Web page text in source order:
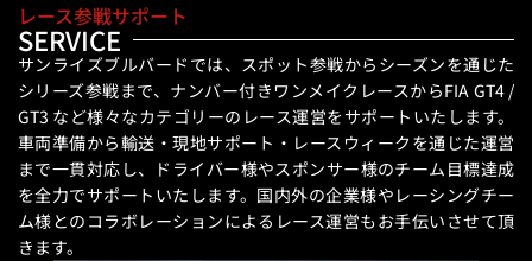
レース参戦サポート
SERVICE
サンライズブルバードでは、スポット参戦からシーズンを通じた
シリーズ参戦まで、ナンバー付きワンメイクレースからFIA GT4 /
GT3 など様々なカテゴリーのレース運営をサポートいたします。
車両準備から輸送・現地サポート・レースウィークを通じた運営
まで一貫対応し、ドライバー様やスポンサー様のチーム目標達成
を全力でサポートいたします。国内外の企業様やレーシングチー
ム様とのコラボレーションによるレース運営もお手伝いさせて頂
きます。